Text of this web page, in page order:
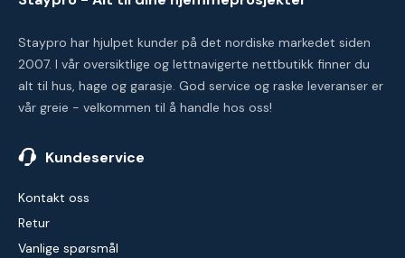
Staypro har hjulpet kunder på det nordiske markedet siden
2007. I vår oversiktlige og lettnavigerte nettbutikk finner du
alt til hus, hage og garasje. God service og raske leveranser er
vår greie - velkommen til å handle hos oss!
Kundeservice
Kontakt oss
Retur
Vanlige spørsmål